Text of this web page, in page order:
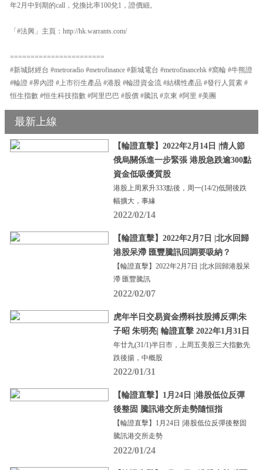
年2月中到期的call，兌換比率100兌1，證價細。
「#法興」主頁：http://hk.warrants.com/
=======================
#新城財經台 #metroradio #metrofinance #新城電台 #metrofinancehk #窩輪 #牛熊證
#輪證 #界內證 #上市衍生產品 #港股 #輪證資金流 #結構性產品 #發行人質素 #
恒生指數 #恒生科技指數 #阿里巴巴 #股價 #騰訊 #京東 #阿里 #美團
最新上線
【輪證直擊】2022年2月14日 |情人節
俄烏關係進一步緊張 港股急跌逾300點
資金低吸優質股
港股上周累升333點後，周一(14/2)低開後跌
幅擴大，事緣
2022/02/14
【輪證直擊】2022年2月7日 |北水回歸
港股呆滯 匯豐騰訊回調要吸納？
【輪證直擊】2022年2月7日 |北水回歸港股呆
滯 匯豐騰訊
2022/02/07
虎年半日交易資金撈科技股搏反彈|朱
子昭 朱明亮| 輪證直擊 2022年1月31日
年廿九(31/1)半日市，上周五美股三大指數先
跌後揚，中概股
2022/01/31
【輪證直擊】1月24日 |港股低位反彈
後整固 騰訊港交所走勢隨恒指
【輪證直擊】1月24日 |港股低位反彈後整固
騰訊港交所走勢
2022/01/24